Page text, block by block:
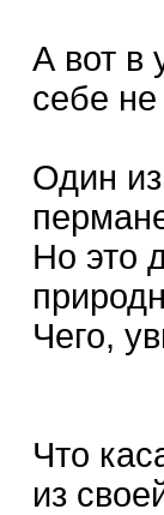
А вот в
себе не
Один
Но это
Чего,
Что
из